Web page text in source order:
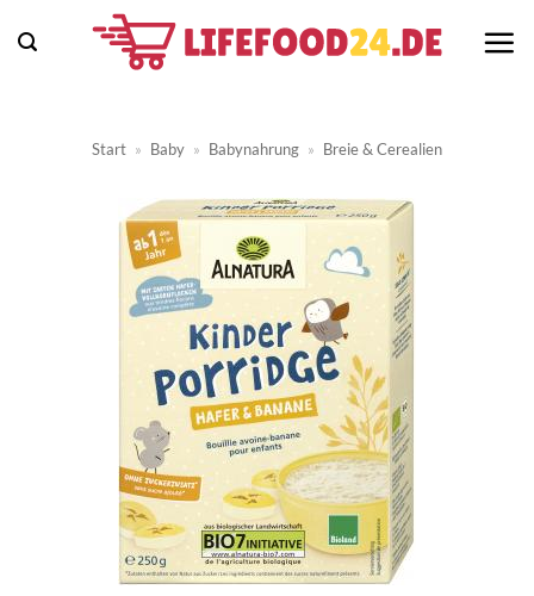
Inhalt
Start » Baby » Babynahrung » Breie & Cerealien